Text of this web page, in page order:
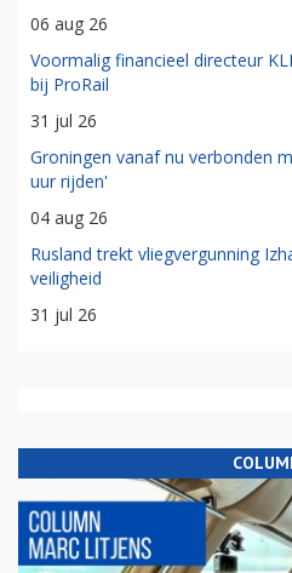
06 aug 26
Voormalig financieel directeur
bij ProRail
31 jul 26
Groningen vanaf nu verbonden
uur rijden'
04 aug 26
Rusland trekt vliegvergunning
veiligheid
31 jul 26